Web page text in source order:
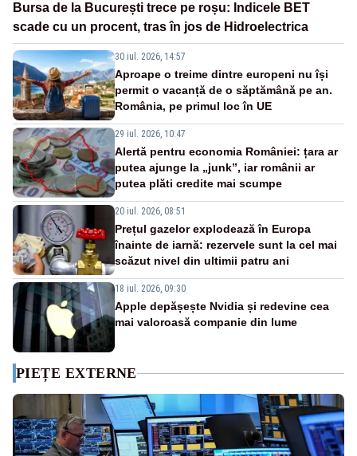
Bursa de la București trece pe roșu: Indicele BET
scade cu un procent, tras în jos de Hidroelectrica
30 iul. 2026, 14:57
Aproape o treime dintre europeni nu își
permit o vacanță de o săptămână pe an.
România, pe primul loc în UE
29 iul. 2026, 10:47
Alertă pentru economia României: țara ar
putea ajunge la „junk”, iar românii ar
putea plăti credite mai scumpe
20 iul. 2026, 08:51
Prețul gazelor explodează în Europa
înainte de iarnă: rezervele sunt la cel mai
scăzut nivel din ultimii patru ani
18 iul. 2026, 09:30
Apple depășește Nvidia și redevine cea
mai valoroasă companie din lume
PIEȚE EXTERNE